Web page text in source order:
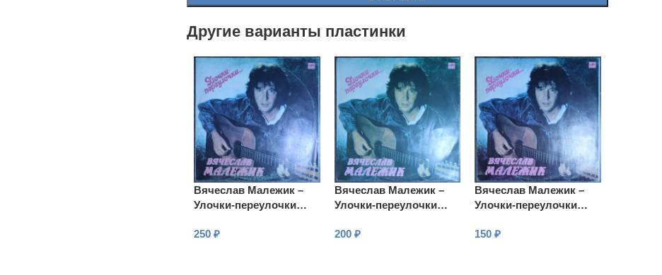
Другие варианты пластинки
Вячеслав Малежик –
Улочки-переулочки…
250 ₽
Вячеслав Малежик –
Улочки-переулочки…
200 ₽
Вячеслав Малежик –
Улочки-переулочки…
150₽